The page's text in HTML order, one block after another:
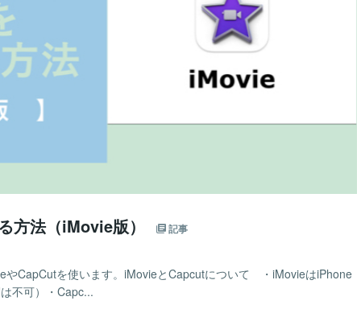
方法（iMovie版） 記事
やCapCutを使います。iMovieとCapcutについて ・iMovieはiPhone
不可）・Capc...